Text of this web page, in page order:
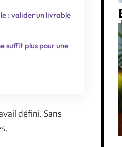
: valider un livrable
suffit plus pour une
défini. Sans